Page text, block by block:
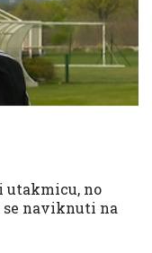
utakmicu, no
se naviknuti na